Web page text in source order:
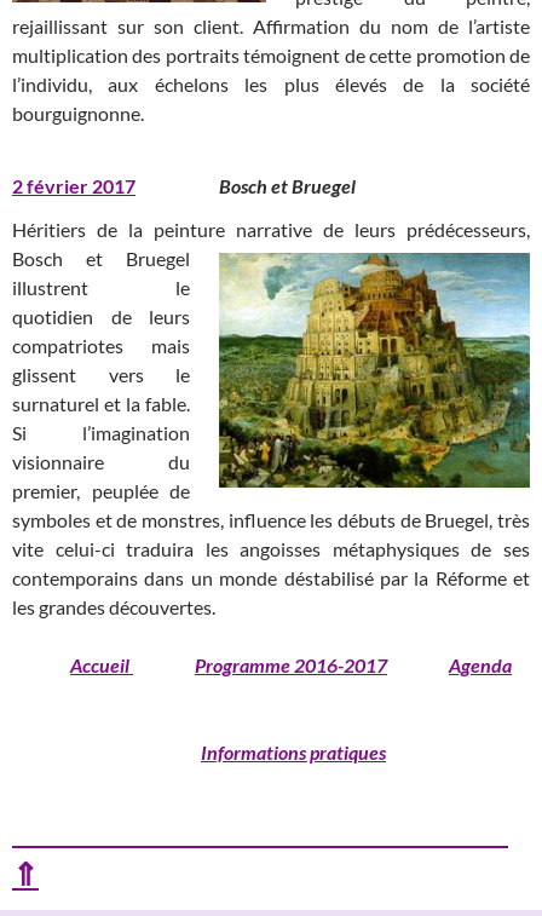
rejaillissant sur son client. Affirmation du nom de l’artiste
multiplication des portraits témoignent de cette promotion de
l’individu, aux échelons les plus élevés de la société
bourguignonne.
2 février 2017
Bosch et Bruegel
Héritiers de la peinture narrative de leurs prédécesseurs,
Bosch et Bruegel
illustrent le
quotidien de leurs
compatriotes mais
glissent vers le
surnaturel et la fable.
Si l’imagination
visionnaire du
premier, peuplée de
symboles et de monstres, influence les débuts de Bruegel, très
vite celui-ci traduira les angoisses métaphysiques de ses
contemporains dans un monde déstabilisé par la Réforme et
les grandes découvertes.
Accueil Programme 2016-2017 Agenda
Informations pratiques
⇑